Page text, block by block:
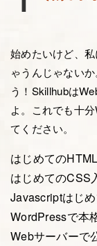
始めたいけど、
ゃうんじゃない
う！Skillhubは
よ。これでも十
てください。
はじめての
はじめてのCSS
Javascriptはじ
WordPressで本
Webサーバーで